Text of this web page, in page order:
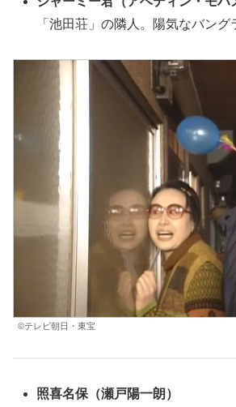
「池田荘」の隣人。陽気なバング
©テレビ朝日・東宝
照喜名保（瀬戸陽一朗）